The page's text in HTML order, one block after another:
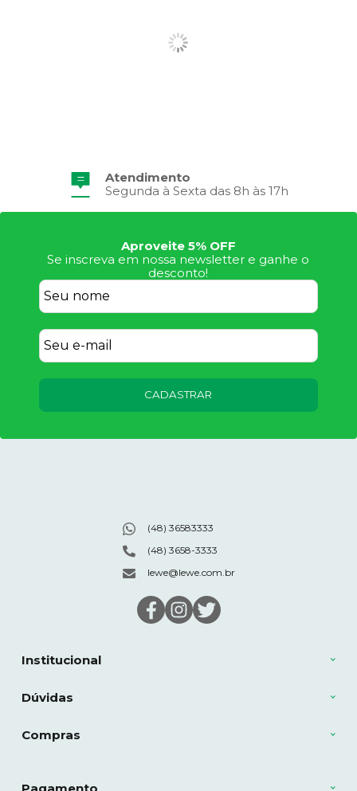
Atendimento
Segunda à Sexta das 8h às 17h
Aproveite 5% OFF
Se inscreva em nossa newsletter e ganhe o
desconto!
CADASTRAR
Institucional
Dúvidas
Compras
(48) 36583333
(48) 3658-3333
lewe@lewe.com.br